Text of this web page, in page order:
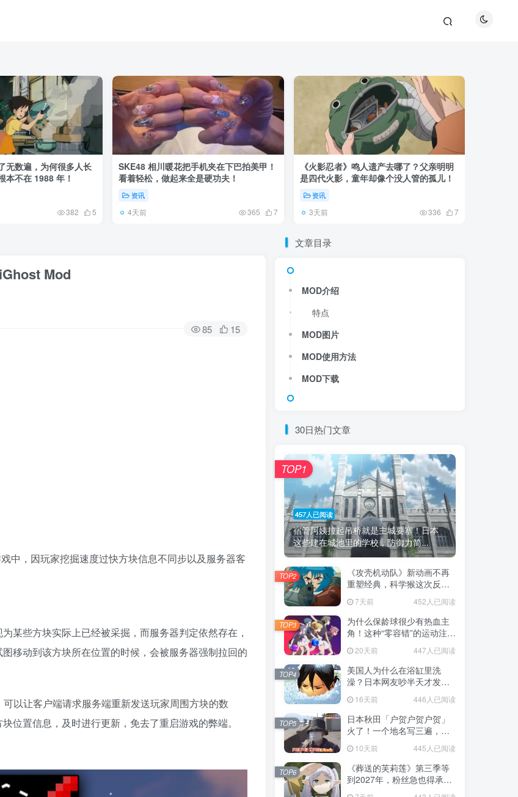
无数遍，为何很多人长
本不在 1988 年！
382 5
SKE48 相川暖花把手机夹在下巴拍美甲！
看着轻松，做起来全是硬功夫！
资讯
4天前 365 7
《火影忍者》鸣人遗产去哪了？父亲明明
是四代火影，童年却像个没人管的孤儿！
资讯
3天前 336 7
Mod
85 15
中，因玩家挖掘速度过快方块信息不同步以及服务器客
某些方块实际上已经被采掘，而服务器判定依然存在，
移动到该方块所在位置的时候，会被服务器强制拉回的
以让客户端请求服务端重新发送玩家周围方块的数
位置信息，及时进行更新，免去了重启游戏的弊端。
文章目录
MOD介绍
特点
MOD图片
MOD使用方法
MOD下载
30日热门文章
457人已阅读
宿管阿姨拉起吊桥就是主城要塞！日本
这些建在城池里的学校，防御力简...
TOP1
《攻壳机动队》新动画不再
重塑经典，科学猴这次反而
7天前 452人已阅读
TOP2
为什么保龄球很少有热血主
角！这种“零容错”的运动注定
们的生活！
20天前 447人已阅读
TOP3
美国人为什么在浴缸里洗
澡？日本网友吵半天才发
藏在浴室地板里！
16天前 446人已阅读
TOP4
日本秋田「户贺户贺户贺」
火了！一个地名写三遍，竟
不是玩梗而是150年旧账！
10天前 445人已阅读
TOP5
《葬送的芙莉莲》第三季等
到2027年，粉丝急也得承认
这次慢得有道理！
TOP6